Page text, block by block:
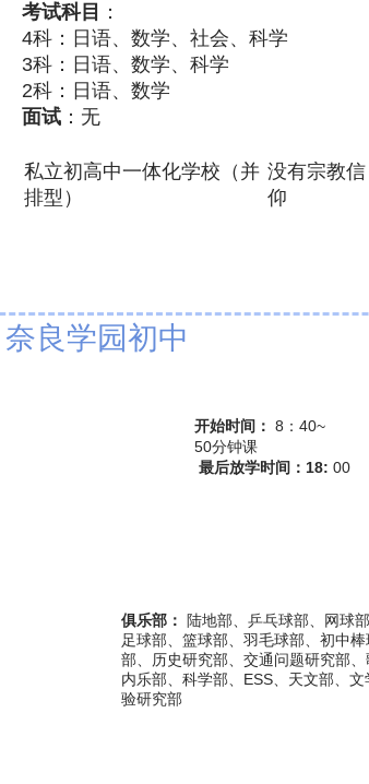
考试科目
：
4科：日语、数学、社会、科学
3科：日语、数学、科学
2科：日语、数学
面试 ：无
私立初高中一体化学校（并
排型）
​没有宗教信
仰
奈良学园初中
开始时间： 8：40~
50分钟课
最后放学时间：18: 00
俱乐部：
陆地部、乒乓球部、网球
足球部、篮球部、羽毛球部、初中
部、历史研究部、交通问题研究部
内乐部、科学部、ESS、天文部、
验研究部